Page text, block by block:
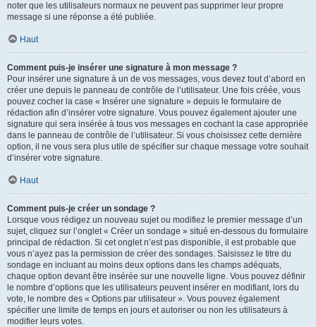
noter que les utilisateurs normaux ne peuvent pas supprimer leur propre
message si une réponse a été publiée.
Haut
Comment puis-je insérer une signature à mon message ?
Pour insérer une signature à un de vos messages, vous devez tout d’abord en
créer une depuis le panneau de contrôle de l’utilisateur. Une fois créée, vous
pouvez cocher la case « Insérer une signature » depuis le formulaire de
rédaction afin d’insérer votre signature. Vous pouvez également ajouter une
signature qui sera insérée à tous vos messages en cochant la case appropriée
dans le panneau de contrôle de l’utilisateur. Si vous choisissez cette dernière
option, il ne vous sera plus utile de spécifier sur chaque message votre souhait
d’insérer votre signature.
Haut
Comment puis-je créer un sondage ?
Lorsque vous rédigez un nouveau sujet ou modifiez le premier message d’un
sujet, cliquez sur l’onglet « Créer un sondage » situé en-dessous du formulaire
principal de rédaction. Si cet onglet n’est pas disponible, il est probable que
vous n’ayez pas la permission de créer des sondages. Saisissez le titre du
sondage en incluant au moins deux options dans les champs adéquats,
chaque option devant être insérée sur une nouvelle ligne. Vous pouvez définir
le nombre d’options que les utilisateurs peuvent insérer en modifiant, lors du
vote, le nombre des « Options par utilisateur ». Vous pouvez également
spécifier une limite de temps en jours et autoriser ou non les utilisateurs à
modifier leurs votes.